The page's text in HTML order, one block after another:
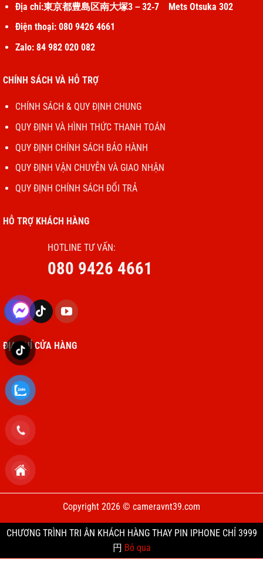
Địa chỉ:東京都豊島区南大塚3－32‐7 Mets Otsuka 302
Điện thoại: 080 9426 4661
Zalo: 84 982 020 082
CHÍNH SÁCH VÀ HỖ TRỢ
CHÍNH SÁCH & QUY ĐỊNH CHUNG
QUY ĐỊNH VÀ HÌNH THỨC THANH TOÁN
QUY ĐỊNH CHÍNH SÁCH BẢO HÀNH
QUY ĐỊNH VẬN CHUYỄN VÀ GIAO NHẬN
QUY ĐỊNH CHÍNH SÁCH ĐỔI TRẢ
HỖ TRỢ KHÁCH HÀNG
HOTLINE TƯ VẤN:
080 9426 4661
ĐỊA CHỈ CỬA HÀNG
Copyright 2026 © cameravnt39.com
CHƯƠNG TRÌNH TRI ÂN KHÁCH HÀNG THAY PIN IPHONE CHỈ 3999
円 Bỏ qua